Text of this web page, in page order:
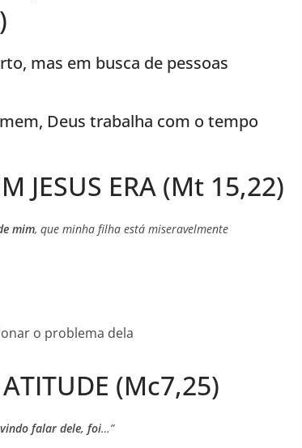
mas em busca de pessoas
Deus trabalha com o tempo
JESUS ERA (Mt 15,22)
mim, que minha filha está miseravelmente
o problema dela
(Mc7,25)
falar dele, foi…”